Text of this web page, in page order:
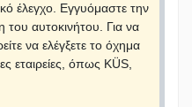
έλεγχο. Εγγυόμαστε την
του αυτοκινήτου. Για να
να ελέγξετε το όχημα
εταιρείες, όπως KÜS,